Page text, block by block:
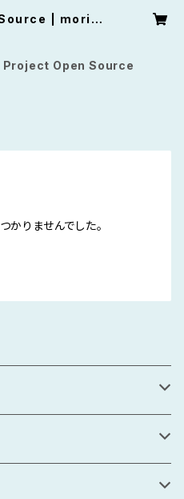
| moriry
Project Open Source
りませんでした。